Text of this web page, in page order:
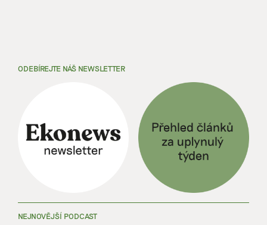
ODEBÍREJTE NÁŠ NEWSLETTER
NEJNOVĚJŠÍ PODCAST